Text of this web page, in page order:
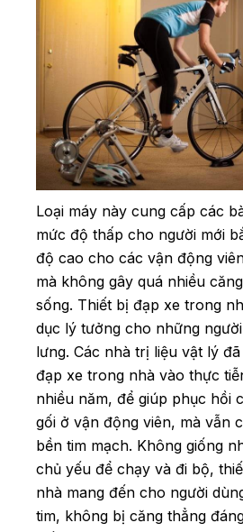
Loại máy này cung cấp các
mức độ thấp cho người mới
độ cao cho các vận động
mà không gây quá nhiều
sống. Thiết bị đạp xe trong
dục lý tưởng cho những
lưng. Các nhà trị liệu vật lý
đạp xe trong nhà vào thực
nhiều năm, để giúp phục hồi
gối ở vận động viên, mà vẫn
bền tim mạch. Không giống
chủ yếu để chạy và đi bộ,
nhà mang đến cho người
tim, không bị căng thẳng